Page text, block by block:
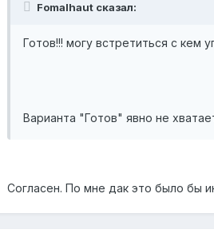
Fomalhaut сказал:
Готов!!! могу встретиться с кем
Варианта "Готов" явно не
Согласен. По мне дак это было бы